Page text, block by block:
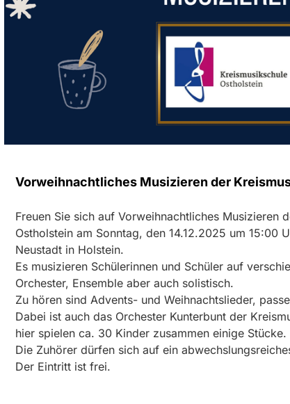
Vorweihnachtliches Musizieren der
Freuen Sie sich auf Vorweihnachtliches Musizieren
Ostholstein am Sonntag, den 14.12.2025 um 15:00
Neustadt in Holstein.
Es musizieren Schülerinnen und Schüler auf
Orchester, Ensemble aber auch solistisch.
Zu hören sind Advents- und Weihnachtslieder,
Dabei ist auch das Orchester Kunterbunt der
hier spielen ca. 30 Kinder zusammen einige Stücke.
Die Zuhörer dürfen sich auf ein
Der Eintritt ist frei.